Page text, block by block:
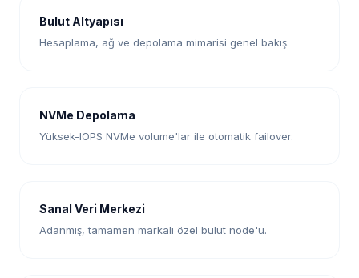
Bulut Altyapısı
Hesaplama, ağ ve depolama mimarisi genel bakış.
NVMe Depolama
Yüksek-IOPS NVMe volume'lar ile otomatik failover.
Sanal Veri Merkezi
Adanmış, tamamen markalı özel bulut node'u.